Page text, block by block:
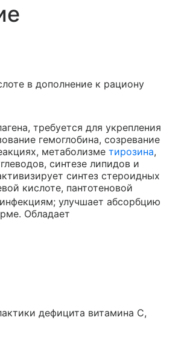
в дополнение к рациону
требуется для укрепления
гемоглобина, созревание
метаболизме тирозина,
синтезе липидов и
синтез стероидных
кислоте, пантотеновой
улучшает абсорбцию
Обладает
дефицита витамина C,